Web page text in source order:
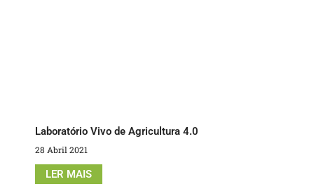
Laboratório Vivo de Agricultura 4.0
28 Abril 2021
LER MAIS